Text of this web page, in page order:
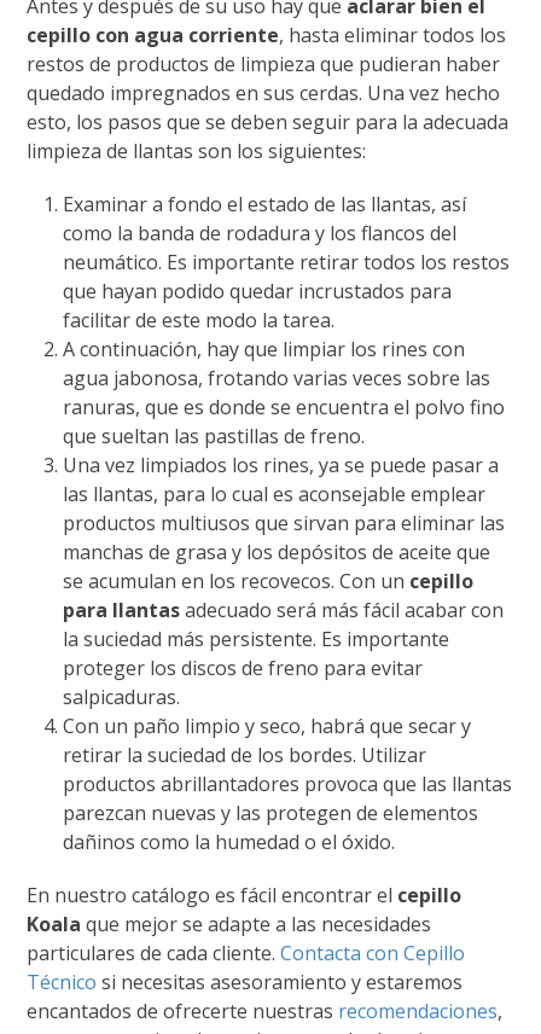
Antes y después de su uso hay que aclarar bien el
cepillo con agua corriente, hasta eliminar todos los
restos de productos de limpieza que pudieran haber
quedado impregnados en sus cerdas. Una vez hecho
esto, los pasos que se deben seguir para la adecuada
limpieza de llantas son los siguientes:
Examinar a fondo el estado de las llantas, así
como la banda de rodadura y los flancos del
neumático. Es importante retirar todos los restos
que hayan podido quedar incrustados para
facilitar de este modo la tarea.
A continuación, hay que limpiar los rines con
agua jabonosa, frotando varias veces sobre las
ranuras, que es donde se encuentra el polvo fino
que sueltan las pastillas de freno.
Una vez limpiados los rines, ya se puede pasar a
las llantas, para lo cual es aconsejable emplear
productos multiusos que sirvan para eliminar las
manchas de grasa y los depósitos de aceite que
se acumulan en los recovecos. Con un cepillo
para llantasadecuado será más fácil acabar con
la suciedad más persistente. Es importante
proteger los discos de freno para evitar
salpicaduras.
Con un paño limpio y seco, habrá que secar y
retirar la suciedad de los bordes. Utilizar
productos abrillantadores provoca que las llantas
parezcan nuevas y las protegen de elementos
dañinos como la humedad o el óxido.
En nuestro catálogo es fácil encontrar el cepillo
Koala que mejor se adapte a las necesidades
particulares de cada cliente.Contacta con Cepillo
Técnico si necesitas asesoramiento y estaremos
encantados de ofrecerte nuestras recomendaciones,